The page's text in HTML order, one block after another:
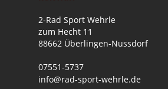
2-Rad Sport Wehrle
zum Hecht 11
88662 Überlingen-Nussdorf
07551-5737
info@rad-sport-wehrle.de